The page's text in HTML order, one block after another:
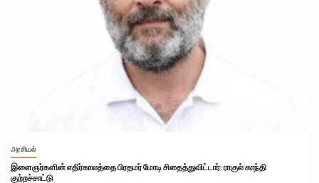
அரசியல்
இளைஞர்களின் எதிர்காலத்தை பிரதமர் மோடி சிதைத்துவிட்டார்: ராகுல் காந்தி
குற்றச்சாட்டு